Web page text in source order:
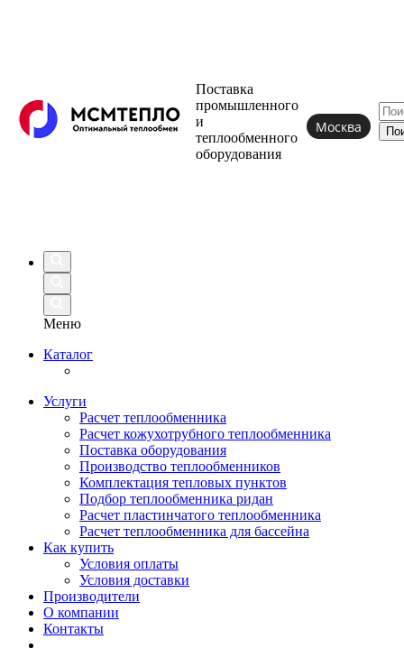
Поставка
промышленного
и
теплообменного
оборудования
Москва
Меню
Каталог
Услуги
Расчет теплообменника
Расчет кожухотрубного теплообменника
Поставка оборудования
Производство теплообменников
Комплектация тепловых пунктов
Подбор теплообменника ридан
Расчет пластинчатого теплообменника
Расчет теплообменника для бассейна
Как купить
Условия оплаты
Условия доставки
Производители
О компании
Контакты